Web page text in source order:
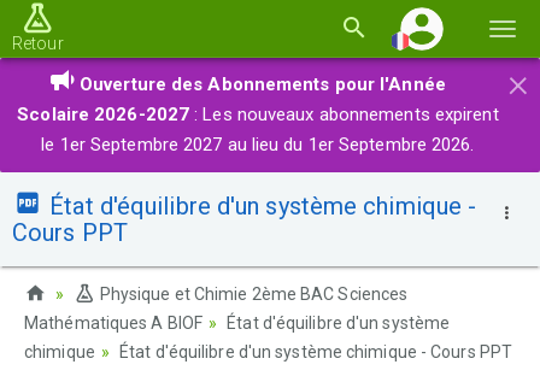
la
Retour
×
Ouverture des Abonnements pour l'Année
Scolaire 2026-2027 : Les nouveaux abonnements expirent
le 1er Septembre 2027 au lieu du 1er Septembre 2026.
État d'équilibre d'un système chimique -
Cours PPT
Physique et Chimie 2ème BAC Sciences
Mathématiques A BIOF
État d'équilibre d'un système
chimique
État d'équilibre d'un système chimique - Cours PPT